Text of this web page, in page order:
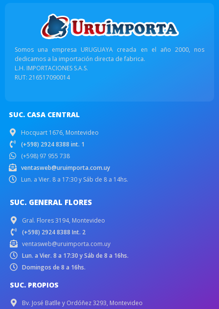
Somos una empresa URUGUAYA creada en el año 2000, nos
dedicamos a la importación directa de fabrica.
L.H. IMPORTACIONES S.A.S.
RUT: 216517090014
SUC. CASA CENTRAL
Hocquart 1676, Montevideo
(+598) 2924 8388 int. 1
(+598) 97 955 738
ventasweb@uruimporta.com.uy
Lun. a Vier. 8 a 17:30 y Sáb de 8 a 14hs.
SUC. GENERAL FLORES
Gral. Flores 3194, Montevideo
(+598) 2924 8388 Int. 2
ventasweb@uruimporta.com.uy
Lun. a Vier. 8 a 17:30 y Sáb de 8 a 16hs.
Domingos de 8 a 16hs.
SUC. PROPIOS
Bv. José Batlle y Ordóñez 3293, Montevideo